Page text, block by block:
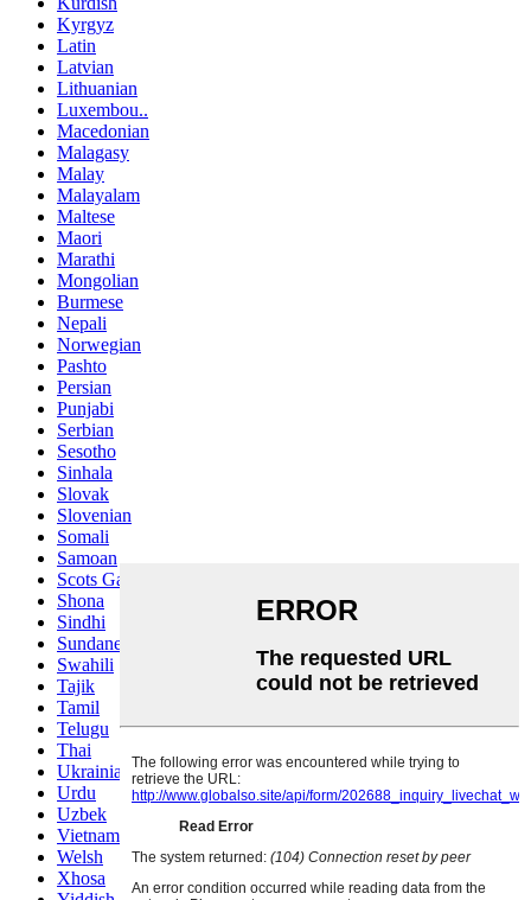
Kyrgyz
Latin
Latvian
Lithuanian
Luxembou..
Macedonian
Malagasy
Malay
Malayalam
Maltese
Maori
Marathi
Mongolian
Burmese
Nepali
Norwegian
Pashto
Persian
Punjabi
Serbian
Sesotho
Sinhala
Slovak
Slovenian
Somali
Samoan
Scots Gaelic
Shona
Sindhi
Sundanese
Swahili
Tajik
Tamil
Telugu
Thai
Ukrainian
Urdu
Uzbek
Vietnamese
Welsh
Xhosa